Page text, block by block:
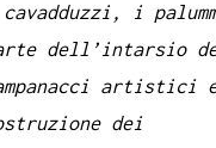
i
dell’intarsio
artistici
dei